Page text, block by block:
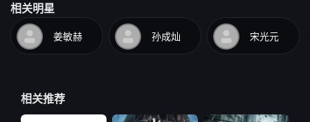
相关明星
姜敏赫 孙成灿 宋光元
相关推荐